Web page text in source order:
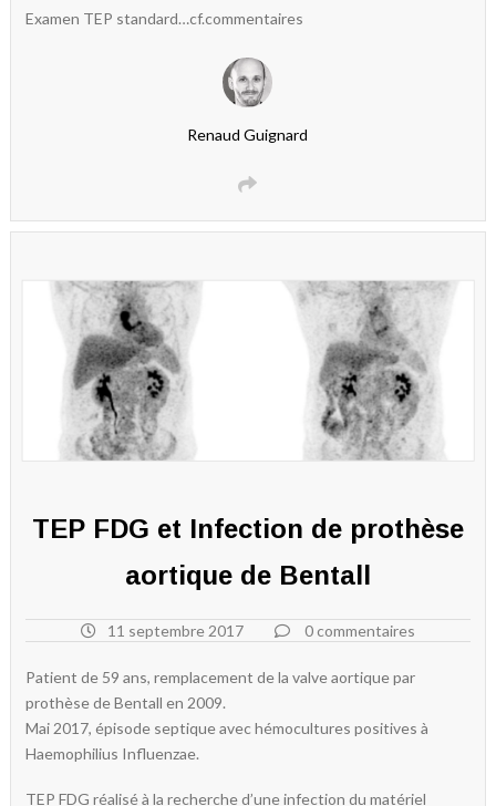
Examen TEP standard…cf.commentaires
Renaud Guignard
TEP FDG et Infection de prothèse
aortique de Bentall
11 septembre 2017 0 commentaires
Patient de 59 ans, remplacement de la valve aortique par
prothèse de Bentall en 2009.
Mai 2017, épisode septique avec hémocultures positives à
Haemophilius Influenzae.
TEP FDG réalisé à la recherche d’une infection du matériel